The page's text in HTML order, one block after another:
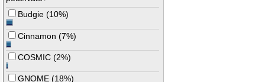
Budgie (10%)
Cinnamon (7%)
COSMIC (2%)
GNOME (18%)